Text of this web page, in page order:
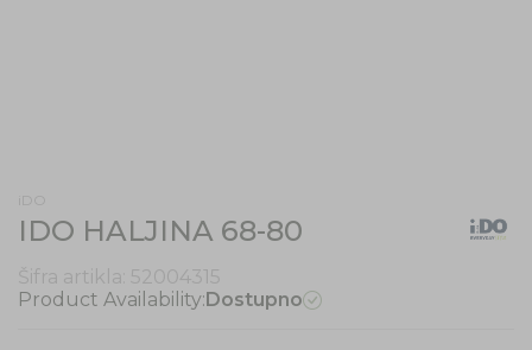
IDO HALJINA 68-80
Šifra artikla: 52004315
Product Availability:Dostupno